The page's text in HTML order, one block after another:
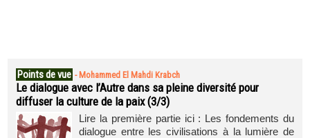
Points de vue - Mohammed El Mahdi Krabch
Le dialogue avec l’Autre dans sa pleine diversité pour
diffuser la culture de la paix (3/3)
Lire la première partie ici : Les fondements du
dialogue entre les civilisations à la lumière de